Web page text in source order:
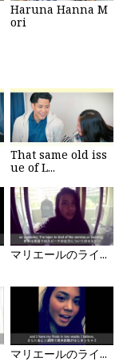
Haruna Hanna M
ori
That same old iss
ue of L...
マリエールのライ...
マリエールのライ...